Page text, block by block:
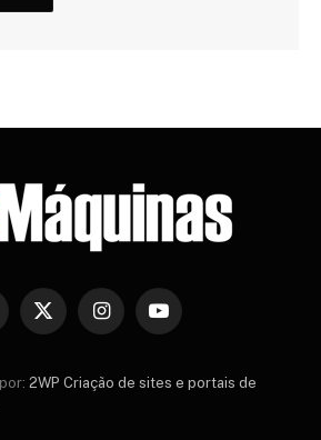
X
InstagramYouTube
2WP Criação de sites e portais de